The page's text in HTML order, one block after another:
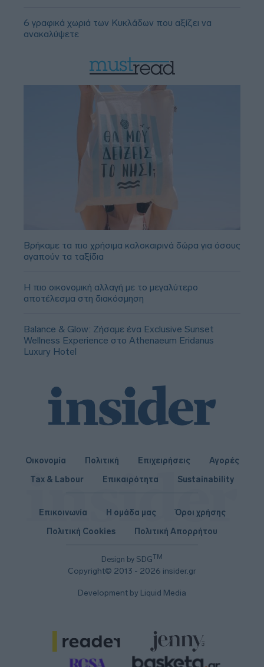
6 γραφικά χωριά των Κυκλάδων που αξίζει να
ανακαλύψετε
Βρήκαμε τα πιο χρήσιμα καλοκαιρινά δώρα για όσους
αγαπούν τα ταξίδια
Η πιο οικονομική αλλαγή με το μεγαλύτερο
αποτέλεσμα στη διακόσμηση
Balance & Glow: Ζήσαμε ένα Exclusive Sunset
Wellness Experience στο Athenaeum Eridanus
Luxury Hotel
Οικονομία Πολιτική Επιχειρήσεις
Αγορές
Tax & Labour
Επικαιρότητα Sustainability
Design by SDGTM
Copyright© 2013 - 2026 insider.gr
Επικοινωνία Η ομάδα μας
Όροι χρήσης
Πολιτική Cookies
Πολιτική Απορρήτου
Development by Liquid Media